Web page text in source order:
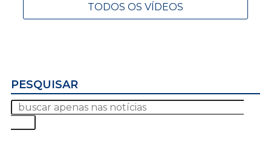
TODOS OS VÍDEOS
PESQUISAR